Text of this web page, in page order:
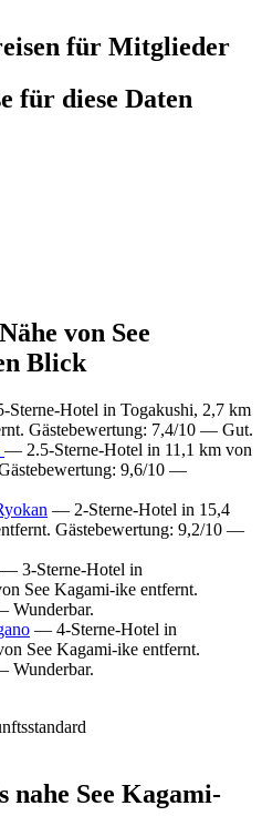
für Mitglieder
für diese Daten
von See
Blick
Hotel in Togakushi, 2,7 km
Gästebewertung: 7,4/10 — Gut.
— 2.5-Sterne-Hotel in 11,1 km von
9,6/10 —
— 2-Sterne-Hotel in 15,4
Gästebewertung: 9,2/10 —
— 3-Sterne-Hotel in
See Kagami-ike entfernt.
Wunderbar.
— 4-Sterne-Hotel in
See Kagami-ike entfernt.
Wunderbar.
nahe See Kagami-